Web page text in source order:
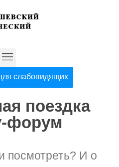
слабовидящих
поездка
форум
посмотреть? И о